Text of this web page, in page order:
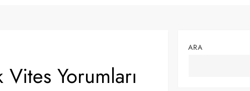
Yorumları
ARA